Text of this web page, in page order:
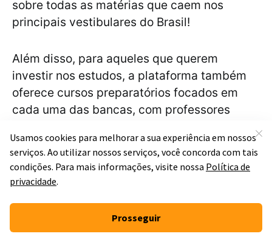
sobre todas as matérias que caem nos
principais vestibulares do Brasil!
Além disso, para aqueles que querem
investir nos estudos, a plataforma também
oferece cursos preparatórios focados em
cada uma das bancas, com professores
benefícios. Dá só uma olhada:
Curso com livros digitais;
Fórum de dúvidas;
Simuladoscom questões inéditas;